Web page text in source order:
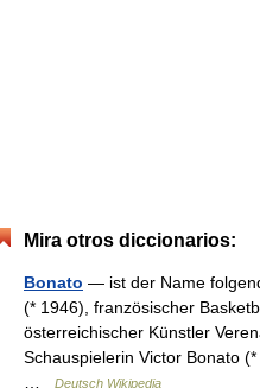
Mira otros diccionarios:
Bonato — ist der Name
(* 1946), französischer
österreichischer Künstler
Schauspielerin Victor Bonato
Deutsch Wikipedia